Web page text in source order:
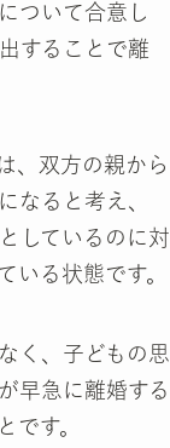
ついて合意し
することで離
、双方の親から
なると考え、
しているのに対
いる状態です。
く、子どもの思
早急に離婚する
です。